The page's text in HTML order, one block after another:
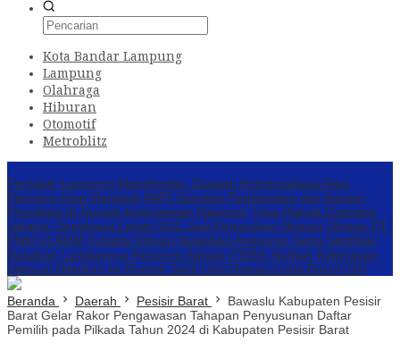
Kota Bandar Lampung
Lampung
Olahraga
Hiburan
Otomotif
Metroblitz
Perbakin Lampung Menghindar, Dugaan Komersialisasi Aset
Pemprov Kian MenguatAWPI Serukan Perdamaian dan Kecam
Provokasi di Tengah Ketegangan Nasional Triga Rakyat Guncang
Jakarta: Sengkarut Lahan SGC Jadi Pertaruhan Negara Oknum PT.
PNM ULAMM Tubaba Diduga Gelapkan Angsuran Serta Sertifikat
Nasabah Lambannya Respons Satgas ITERA, Korban Kekerasan
Seksual Dilarikan ke Rumah Sakit Usai Diduga Coba Bunuh Diri
Beranda Daerah Pesisir Barat
Bawaslu Kabupaten Pesisir
Barat Gelar Rakor Pengawasan Tahapan Penyusunan Daftar
Pemilih pada Pilkada Tahun 2024 di Kabupaten Pesisir Barat